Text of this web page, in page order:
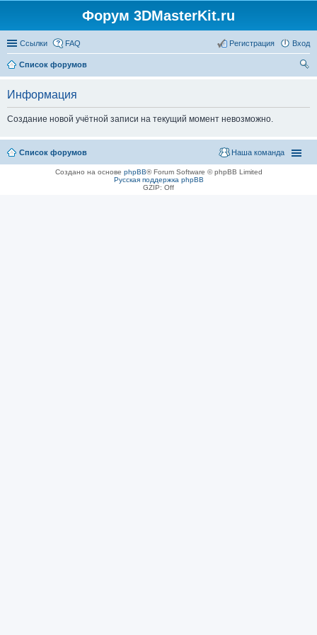
Форум 3DMasterKit.ru
Ссылки FAQ Вход
Регистрация
Список форумов
Информация
Создание новой учётной записи на текущий момент невозможно.
Список форумов Наша команда
Создано на основе phpBB® Forum Software © phpBB Limited
Русская поддержка phpBB
GZIP: Off